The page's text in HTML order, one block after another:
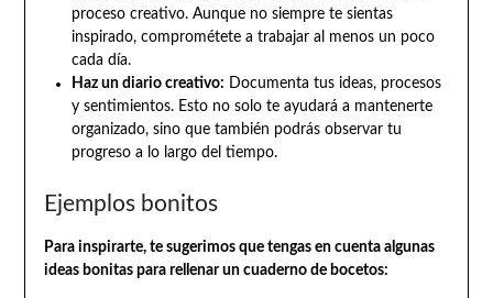
proceso creativo. Aunque no siempre te sientas
inspirado, comprométete a trabajar al menos un poco
cada día.
Haz un diario creativo: Documenta tus ideas, procesos
y sentimientos. Esto no solo te ayudará a mantenerte
organizado, sino que también podrás observar tu
progreso a lo largo del tiempo.
Ejemplos bonitos
Para inspirarte, te sugerimos que tengas en cuenta algunas
ideas bonitas para rellenar un cuaderno de bocetos: